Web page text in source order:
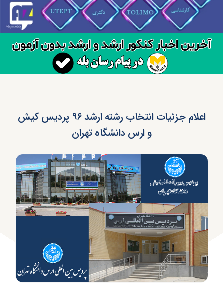
اعلام جزئیات انتخاب رشته ارشد ۹۶ پردیس کیش
و ارس دانشگاه تهران